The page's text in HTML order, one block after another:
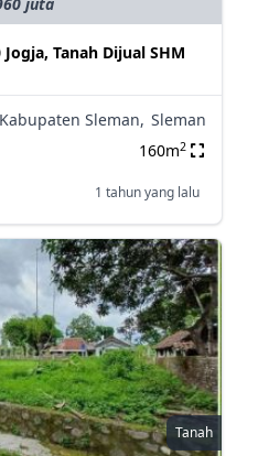
Tanah Dijual SHM
Kabupaten Sleman, Sleman
160m2
1 tahun yang lalu
Tanah